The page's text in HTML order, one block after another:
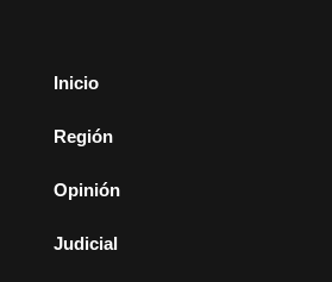
Inicio
Región
Opinión
Judicial